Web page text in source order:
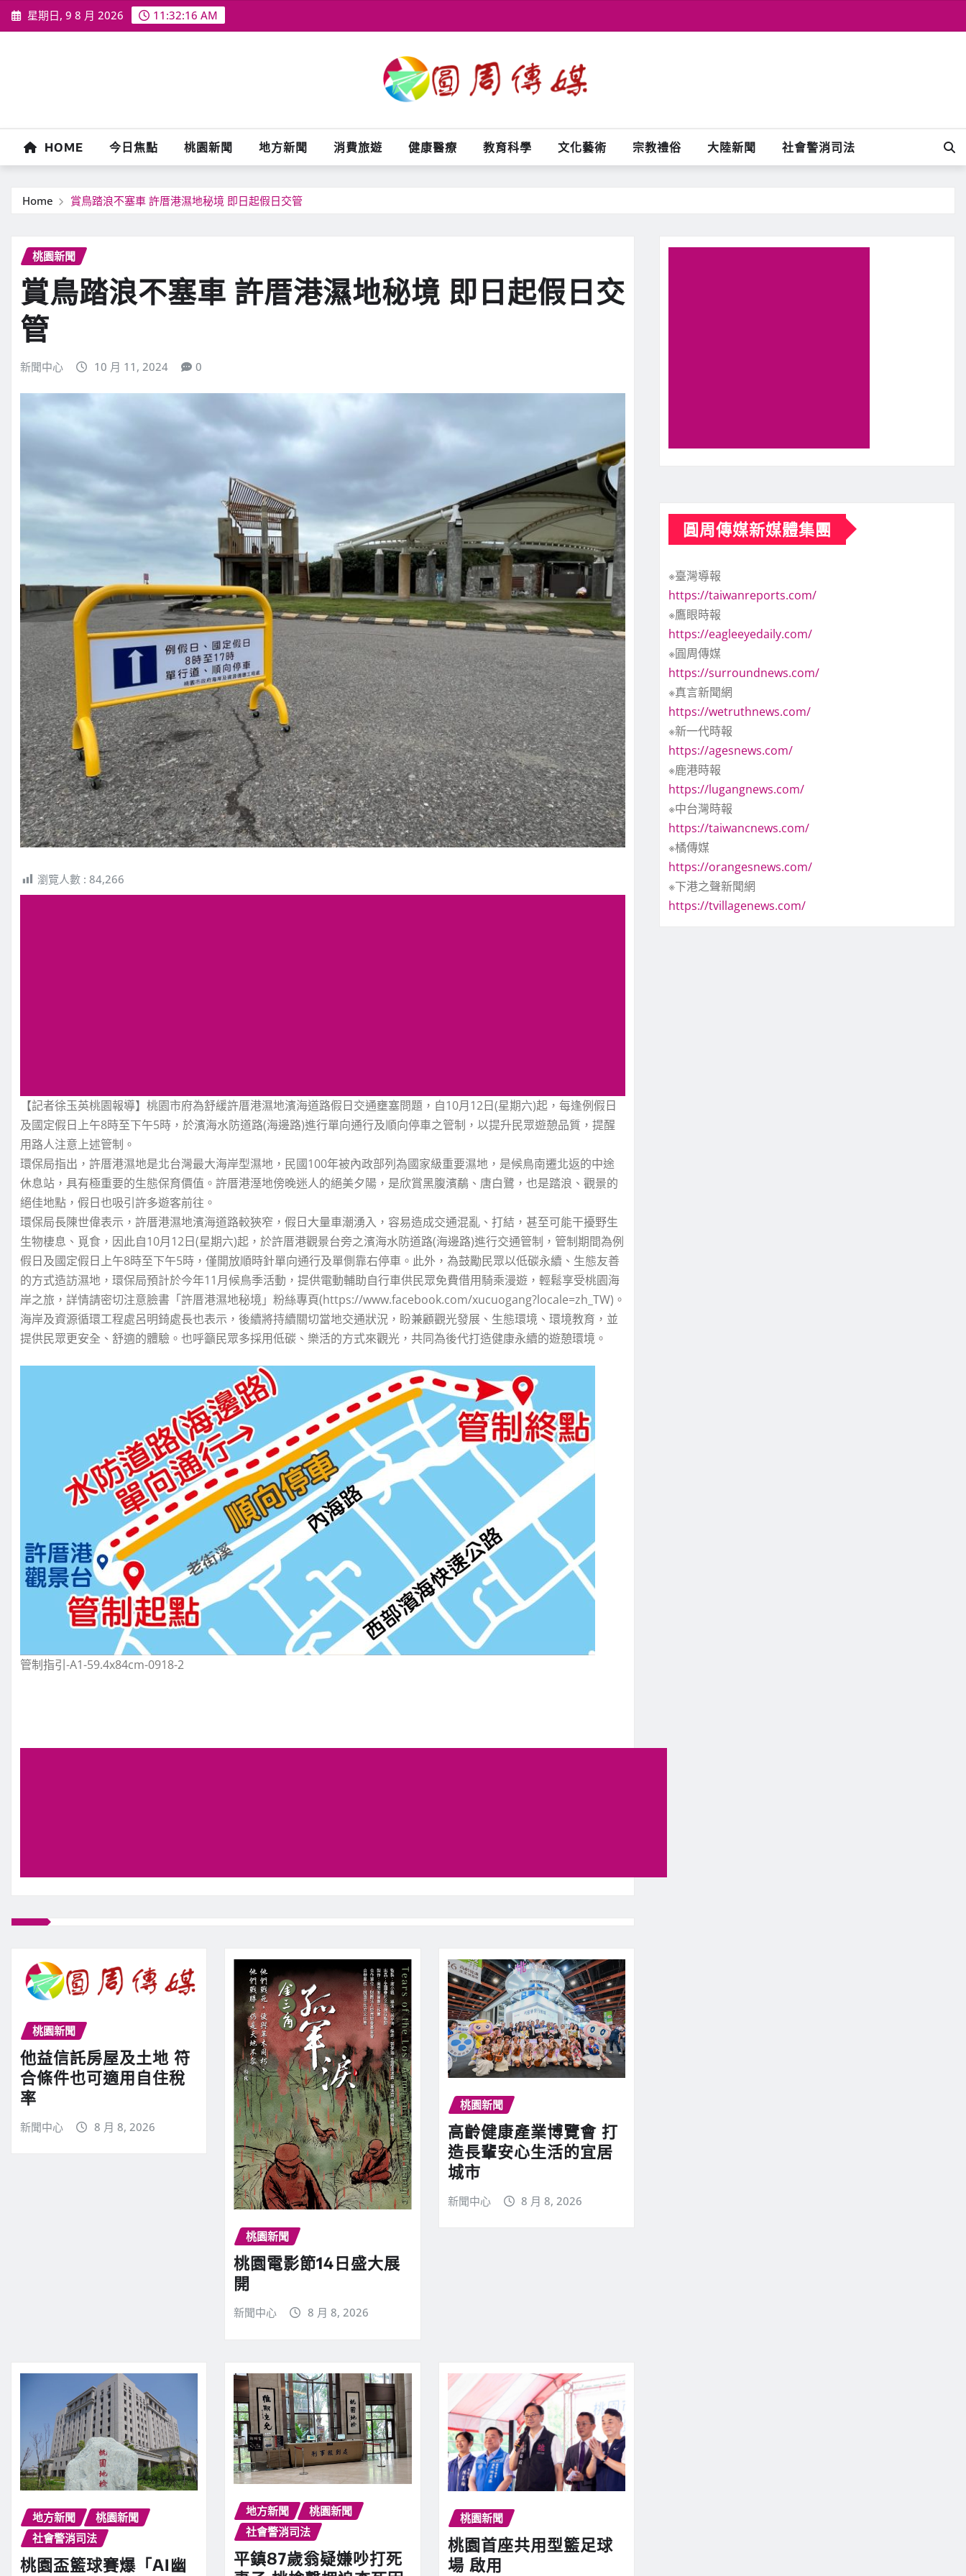
Skip
to
星期日, 9 8 月 2026 11:32:18 AM
HOME 今日焦點 桃園新聞 地方新聞 消費旅遊 健康醫療 教育科學 文化藝術 宗教禮俗 大陸新聞 社會警消司法
Home 賞鳥踏浪不塞車 許厝港濕地秘境 即日起假日交管
桃園新聞
賞鳥踏浪不塞車 許厝港濕地秘境 即日起假日交
管
新聞中心 10 月 11, 2024 0
瀏覽人數 : 84,266
【記者徐玉英桃園報導】桃園市府為舒緩許厝港濕地濱海道路假日交通壅塞問題，自10月12日(星期六)起，每逢例假日
及國定假日上午8時至下午5時，於濱海水防道路(海邊路)進行單向通行及順向停車之管制，以提升民眾遊憩品質，提醒
用路人注意上述管制。
環保局指出，許厝港濕地是北台灣最大海岸型濕地，民國100年被內政部列為國家級重要濕地，是候鳥南遷北返的中途
休息站，具有極重要的生態保育價值。許厝港溼地傍晚迷人的絕美夕陽，是欣賞黑腹濱鷸、唐白鷺，也是踏浪、觀景的
絕佳地點，假日也吸引許多遊客前往。
環保局長陳世偉表示，許厝港濕地濱海道路較狹窄，假日大量車潮湧入，容易造成交通混亂、打結，甚至可能干擾野生
生物棲息、覓食，因此自10月12日(星期六)起，於許厝港觀景台旁之濱海水防道路(海邊路)進行交通管制，管制期間為例
假日及國定假日上午8時至下午5時，僅開放順時針單向通行及單側靠右停車。此外，為鼓勵民眾以低碳永續、生態友善
的方式造訪濕地，環保局預計於今年11月候鳥季活動，提供電動輔助自行車供民眾免費借用騎乘漫遊，輕鬆享受桃園海
岸之旅，詳情請密切注意臉書「許厝港濕地秘境」粉絲專頁(https://www.facebook.com/xucuogang?locale=zh_TW)。
海岸及資源循環工程處呂明錡處長也表示，後續將持續關切當地交通狀況，盼兼顧觀光發展、生態環境、環境教育，並
提供民眾更安全、舒適的體驗。也呼籲民眾多採用低碳、樂活的方式來觀光，共同為後代打造健康永續的遊憩環境。
管制指引-A1-59.4x84cm-0918-2
桃園新聞
他益信託房屋及土地 符
合條件也可適用自住稅
率
新聞中心 8 月 8, 2026
桃園新聞
桃園電影節14日盛大展
開
新聞中心 8 月 8, 2026
桃園新聞
高齡健康產業博覽會 打
造長輩安心生活的宜居
城市
新聞中心 8 月 8, 2026
地方新聞
桃園新聞
社會警消司法
桃園盃籃球賽爆「AI幽
地方新聞
桃園新聞
社會警消司法
平鎮87歲翁疑嫌吵打死
桃園新聞
桃園首座共用型籃足球
場 啟用
圓周傳媒新媒體集團
※臺灣導報
https://taiwanreports.com/
※鷹眼時報
https://eagleeyedaily.com/
※圓周傳媒
https://surroundnews.com/
※真言新聞網
https://wetruthnews.com/
※新一代時報
https://agesnews.com/
※鹿港時報
https://lugangnews.com/
※中台灣時報
https://taiwancnews.com/
※橘傳媒
https://orangesnews.com/
※下港之聲新聞網
https://tvillagenews.com/